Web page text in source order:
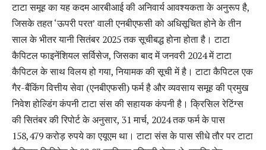
टाटा समूह का यह कदम आरबीआई की अनिवार्य आवश्यकता के अनुरूप है,
जिसके तहत ‘ऊपरी परत’ वाली एनबीएफसी को अधिसूचित होने के तीन
साल के भीतर यानी सितंबर 2025 तक सूचीबद्ध होना होता है। टाटा
कैपिटल फाइनेंशियल सर्विसेज, जिसका बाद में जनवरी 2024 में टाटा
कैपिटल के साथ विलय हो गया, नियामक की सूची में है। टाटा कैपिटल एक
गैर-बैंकिंग वित्तीय सेवा (एनबीएफसी) फर्म है और व्यवसाय समूह की प्रमुख
निवेश होल्डिंग कंपनी टाटा संस की सहायक कंपनी है। क्रिसिल रेटिंग्स
की सितंबर की रिपोर्ट के अनुसार, 31 मार्च, 2024 तक फर्म के पास
158,479 करोड़ रुपये का एयूएम था। टाटा संस के पास सीधे तौर पर टाटा